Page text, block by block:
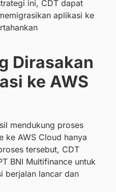
ini, CDT dapat
aplikasi ke
Dirasakan
ke AWS
mendukung proses
ke AWS Cloud hanya
tersebut, CDT
BNI Multifinance untuk
berjalan lancar dan